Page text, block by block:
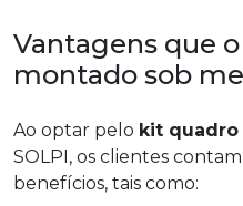
Vantagens que
montado sob
Ao optar pelo kit quadro
SOLPI, os clientes
benefícios, tais como: